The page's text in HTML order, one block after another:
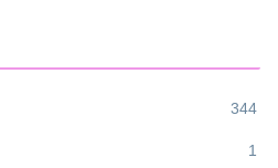
344
1